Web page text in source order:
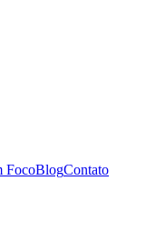
FocoBlogContato